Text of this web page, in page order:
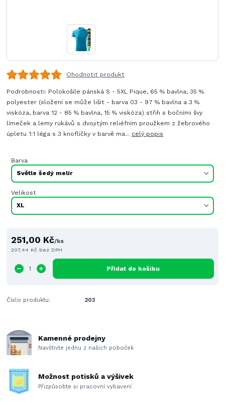
Ohodnotit produkt
Podrobnosti: Polokošile pánská S - 5XL Pique, 65 % bavlna, 35 %
polyester (složení se může lišit - barva 03 - 97 % bavlna a 3 %
viskóza, barva 12 - 85 % bavlna, 15 % viskóza) střih s bočními švy
límeček a lemy rukávů s dvojitým reliéfním proužkem z žebrového
úpletu 1:1 léga s 3 knoflíčky v barvě ma... celý popis
Barva
Velikost
251,00 Kč/ks
207,44 Kč bez DPH
Přidat do košíku
Číslo produktu: 203
Kamenné prodejny
Navštivte jednu z našich poboček
Možnost potisků a výšivek
Přizpůsobte si pracovní vybavení